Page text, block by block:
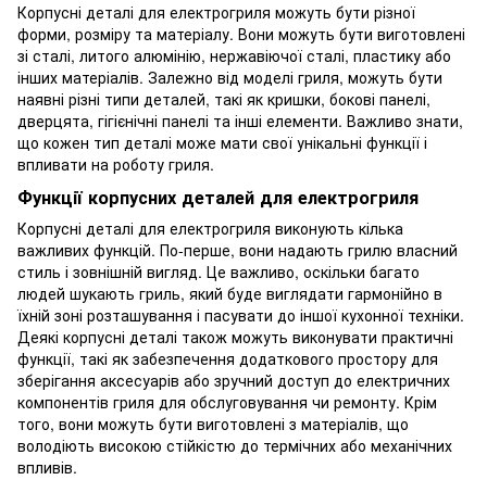
Корпусні деталі для електрогриля можуть бути різної
форми, розміру та матеріалу. Вони можуть бути виготовлені
зі сталі, литого алюмінію, нержавіючої сталі, пластику або
інших матеріалів. Залежно від моделі гриля, можуть бути
наявні різні типи деталей, такі як кришки, бокові панелі,
дверцята, гігієнічні панелі та інші елементи. Важливо знати,
що кожен тип деталі може мати свої унікальні функції і
впливати на роботу гриля.
Функції корпусних деталей для електрогриля
Корпусні деталі для електрогриля виконують кілька
важливих функцій. По-перше, вони надають грилю власний
стиль і зовнішній вигляд. Це важливо, оскільки багато
людей шукають гриль, який буде виглядати гармонійно в
їхній зоні розташування і пасувати до іншої кухонної техніки.
Деякі корпусні деталі також можуть виконувати практичні
функції, такі як забезпечення додаткового простору для
зберігання аксесуарів або зручний доступ до електричних
компонентів гриля для обслуговування чи ремонту. Крім
того, вони можуть бути виготовлені з матеріалів, що
володіють високою стійкістю до термічних або механічних
впливів.